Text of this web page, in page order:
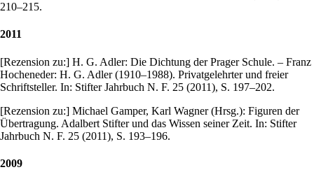
210–215.
2011
[Rezension zu:] H. G. Adler: Die Dichtung der Prager Schule. – Franz
Hocheneder: H. G. Adler (1910–1988). Privatgelehrter und freier
Schriftsteller. In: Stifter Jahrbuch N. F. 25 (2011), S. 197–202.
[Rezension zu:] Michael Gamper, Karl Wagner (Hrsg.): Figuren der
Übertragung. Adalbert Stifter und das Wissen seiner Zeit. In: Stifter
Jahrbuch N. F. 25 (2011), S. 193–196.
2009